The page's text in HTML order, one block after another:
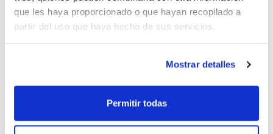
que les haya proporcionado o que hayan recopilado a
partir del uso que haya hecho de sus servicios.
Mostrar detalles
Permitir todas
para ser utilizados si es necesario en caso
de empate. Posteriormente, se llevará a
último, se publicarán los calendarios de
competición de esta segunda fase.
A través del siguiente apartadotienes